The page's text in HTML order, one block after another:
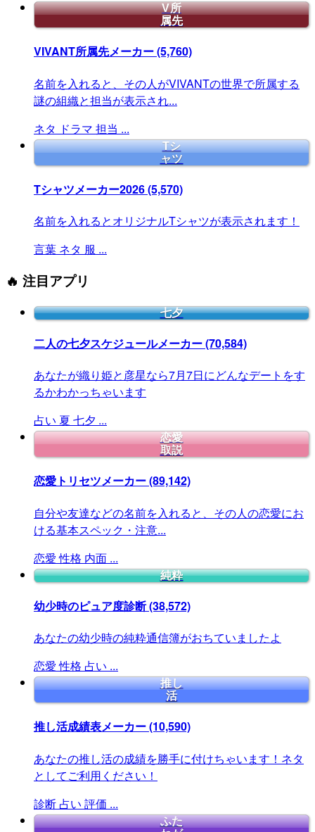
V所
属先
VIVANT所属先メーカー(5,760)
名前を入れると、その人がVIVANTの世界で所属する
謎の組織と担当が表示され...
ネタ ドラマ 担当 ...
Tシ
ャツ
Tシャツメーカー2026(5,570)
名前を入れるとオリジナルTシャツが表示されます！
言葉 ネタ 服 ...
🔥 注目アプリ
七夕
二人の七夕スケジュールメーカー(70,584)
あなたが織り姫と彦星なら7月7日にどんなデートをす
るかわかっちゃいます
占い 夏 七夕 ...
恋愛
取説
恋愛トリセツメーカー(89,142)
自分や友達などの名前を入れると、その人の恋愛にお
ける基本スペック・注意...
恋愛 性格 内面 ...
純粋
幼少時のピュア度診断(38,572)
あなたの幼少時の純粋通信簿がおちていましたよ
恋愛 性格 占い ...
推し
活
推し活成績表メーカー(10,590)
あなたの推し活の成績を勝手に付けちゃいます！ネタ
としてご利用ください！
診断 占い 評価 ...
ふた